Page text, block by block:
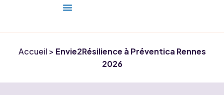
Accueil > Envie2Résilience à Préventica Rennes
2026